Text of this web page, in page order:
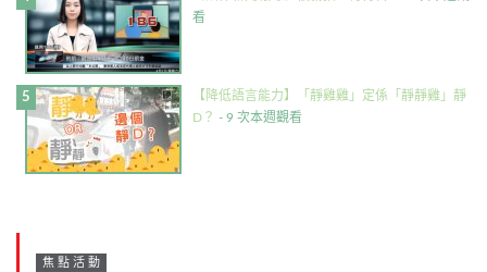
看
【降低語言能力】「靜雞雞」定係「靜靜雞」靜
D？ - 9 次本週觀看
焦點活動